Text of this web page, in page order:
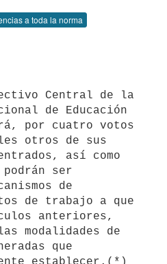
a toda la norma
de Educación
por cuatro votos
otros de sus
así como
ser
de
de trabajo a que
anteriores,
modalidades de
que